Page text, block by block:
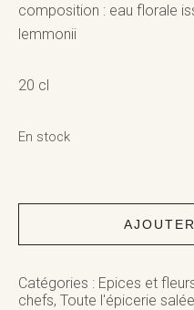
composition : eau florale
lemmonii
20 cl
En stock
de
lemmonii
Catégories : Epices et
chefs, Toute l'épicerie salée